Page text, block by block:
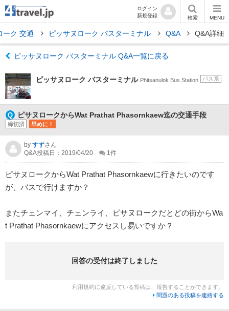
ログイン
新規登録
検索 MENU
ーク 交通 ピッサヌローク バスターミナル Q&A Q&A詳細
ピッサヌローク バスターミナル Q&A一覧に戻る
ピッサヌローク バスターミナル Phitsanulok Bus Station バス系
ピサヌロークからWat Prathat Phasornkaew迄の交通手段
締切済 早めに！
by すずさん
Q&A投稿日：2019/04/20
1件
ピサヌロークからWat Prathat Phasornkaewに行きたいのです
が、バスで行けますか？
またチェンマイ、チェンライ、ピサヌロークだとどの街からWa
t Prathat Phasornkaewにアクセスし易いですか？
回答の受付は終了しました
利用規約に違反している投稿は、報告することができます。
問題のある投稿を連絡する